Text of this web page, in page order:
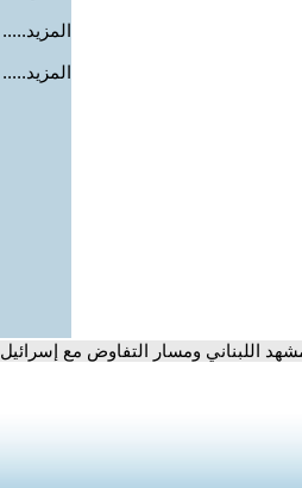
المزيد.....
المزيد.....
اللبناني ومسار التفاوض مع إسرائيل